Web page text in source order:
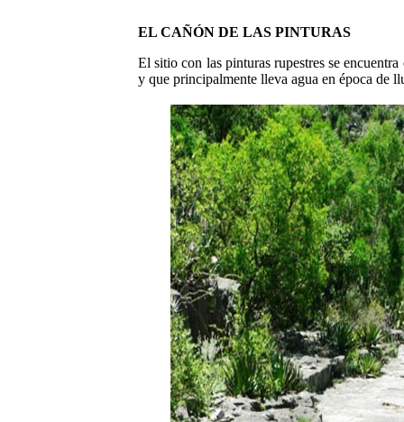
EL CAÑÓN DE LAS PINTURAS
El sitio con las pinturas rupestres se
y que principalmente lleva agua en época de